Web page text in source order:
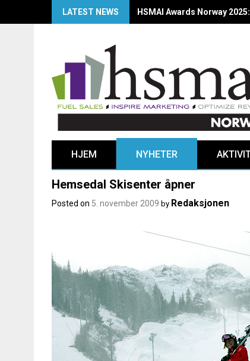
LATEST NEWS HSMAI Awards Norway
HJEM NYHETER
Hemsedal Skisenter åpner
Posted on 5. november 2009 by Redaksjonen